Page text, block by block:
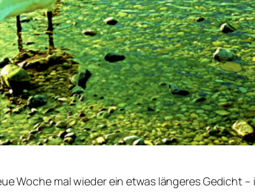
Woche mal wieder ein etwas längeres Gedicht